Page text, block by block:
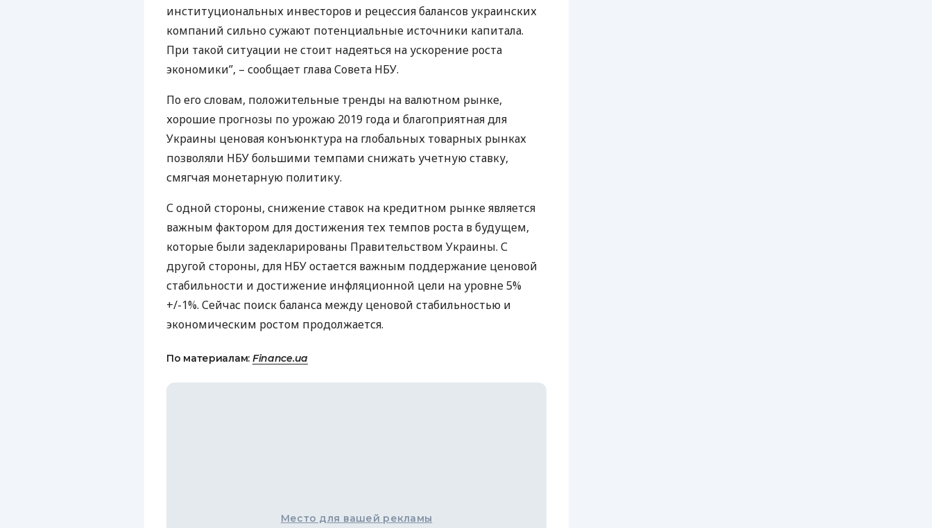
институциональных инвесторов и рецессия балансов украинских
компаний сильно сужают потенциальные источники капитала.
При такой ситуации не стоит надеяться на ускорение роста
экономики”, – сообщает глава Совета НБУ.
По его словам, положительные тренды на валютном рынке,
хорошие прогнозы по урожаю 2019 года и благоприятная для
Украины ценовая конъюнктура на глобальных товарных рынках
позволяли НБУбольшими темпами снижать учетную ставку,
смягчая монетарную политику.
С одной стороны, снижение ставок на кредитном рынке является
важным фактором для достижения тех темпов роста в будущем,
которые были задекларированы Правительством Украины. С
другой стороны, для НБУостается важным поддержание ценовой
стабильности и достижение инфляционной цели на уровне 5%
+/-1%. Сейчас поиск баланса между ценовой стабильностью и
экономическим ростом продолжается.
По материалам: Finance.ua
Место для вашей рекламы